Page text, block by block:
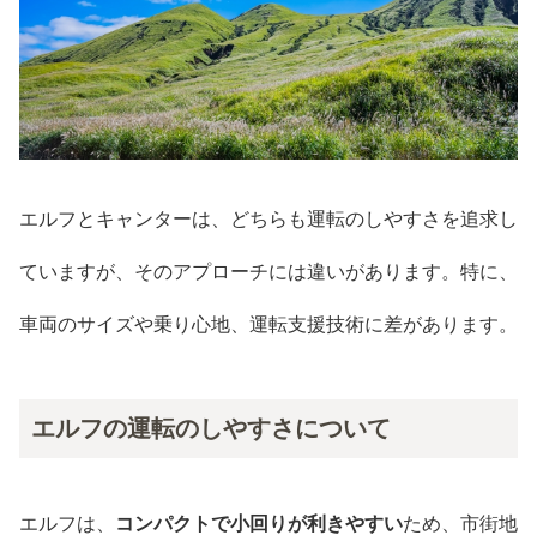
エルフとキャンターは、どちらも運転のしやすさを追求し
ていますが、そのアプローチには違いがあります。特に、
車両のサイズや乗り心地、運転支援技術に差があります。
エルフの運転のしやすさについて
エルフは、 コンパクトで小回りが利きやすいため、市街地